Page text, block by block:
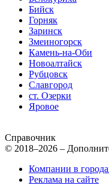
Бийск
Горняк
Заринск
Змеиногорск
Камень-на-Оби
Новоалтайск
Рубцовск
Славгород
ст. Озерки
Яровое
Справочник
© 2018–2026 –
Компании в
Реклама на сайте